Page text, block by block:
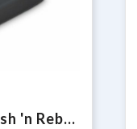
2PB24100 I Fresh 'n Rebel USB-C Powerbank 24000mAh